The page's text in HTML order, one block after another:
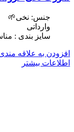
جنس: نخی🌱
وارداتی
سایز بندی : مناسب
افزودن به علاقه
اطلاعات بیشتر